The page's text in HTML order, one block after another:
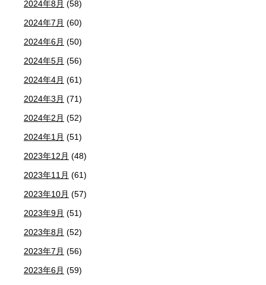
2024年8月 (58)
2024年7月 (60)
2024年6月 (50)
2024年5月 (56)
2024年4月 (61)
2024年3月 (71)
2024年2月 (52)
2024年1月 (51)
2023年12月 (48)
2023年11月 (61)
2023年10月 (57)
2023年9月 (51)
2023年8月 (52)
2023年7月 (56)
2023年6月 (59)